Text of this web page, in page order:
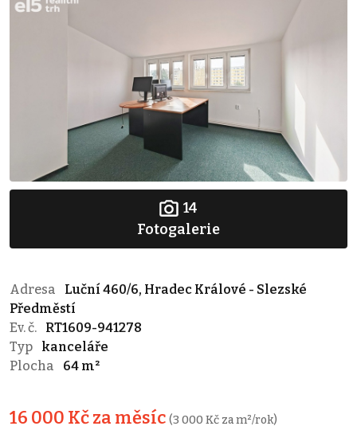
14
Fotogalerie
Adresa
Luční 460/6, Hradec Králové - Slezské
Předměstí
Ev. č.
RT1609-941278
Typ
kanceláře
Plocha
64 m²
16 000 Kč za měsíc (3 000 Kč za m²/rok)